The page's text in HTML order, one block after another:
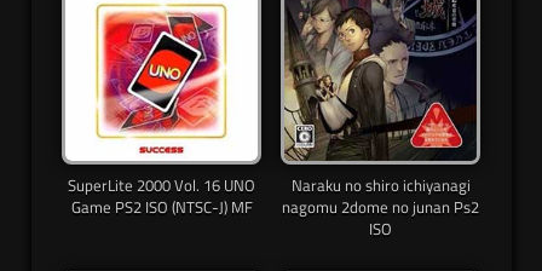
SuperLite 2000 Vol. 16 UNO
Game PS2 ISO (NTSC-J) MF
Naraku no shiro ichiyanagi
nagomu 2dome no junan Ps2
ISO